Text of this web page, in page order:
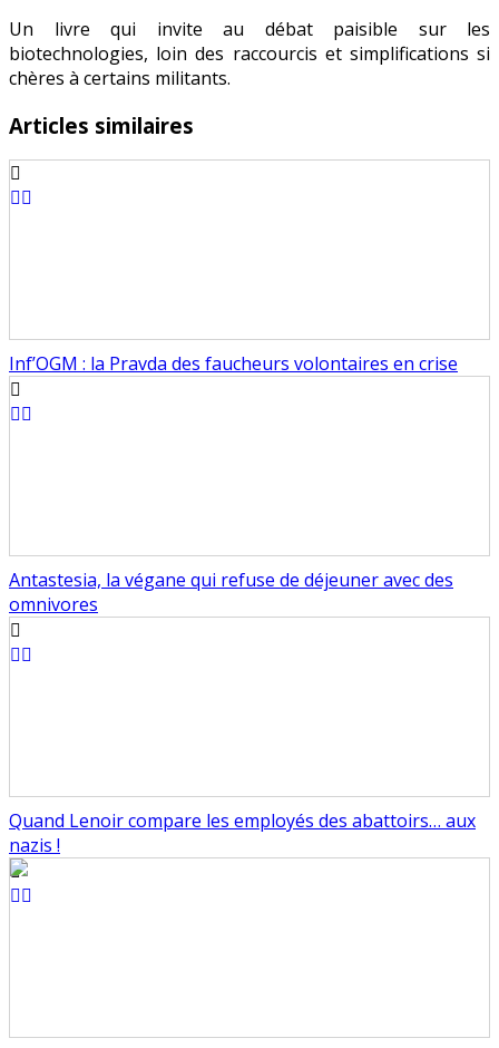
Un livre qui invite au débat paisible sur les
biotechnologies, loin des raccourcis et simplifications si
chères à certains militants.
Articles similaires
Inf’OGM : la Pravda des faucheurs volontaires en crise
Antastesia, la végane qui refuse de déjeuner avec des
omnivores
Quand Lenoir compare les employés des abattoirs… aux
nazis !